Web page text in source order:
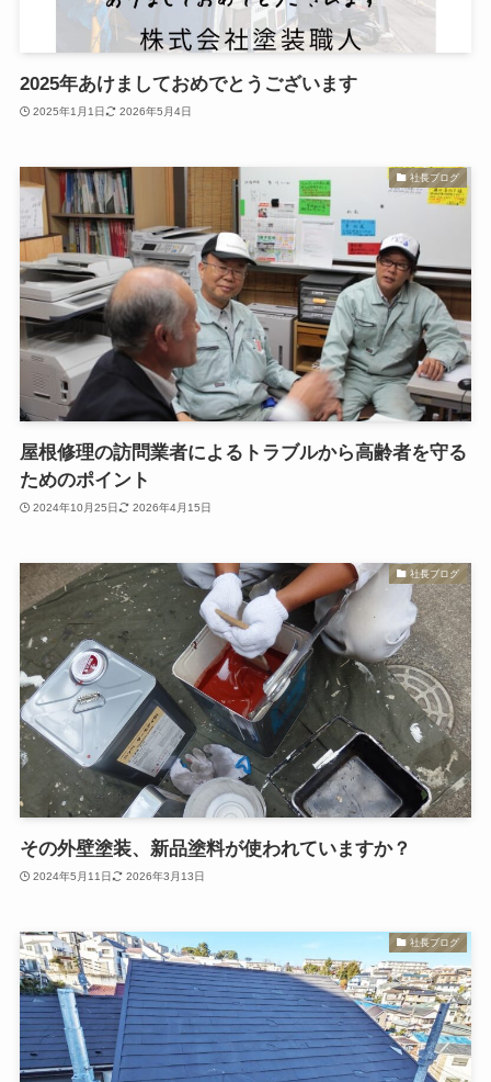
2025年あけましておめでとうございます
2025年1月1日 2026年5月4日
社長ブログ
屋根修理の訪問業者によるトラブルから高齢者を守る
ためのポイント
2024年10月25日 2026年4月15日
社長ブログ
その外壁塗装、新品塗料が使われていますか？
2024年5月11日 2026年3月13日
社長ブログ